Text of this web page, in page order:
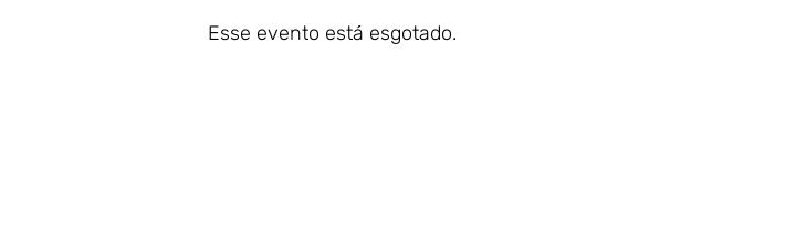
Esse evento está esgotado.